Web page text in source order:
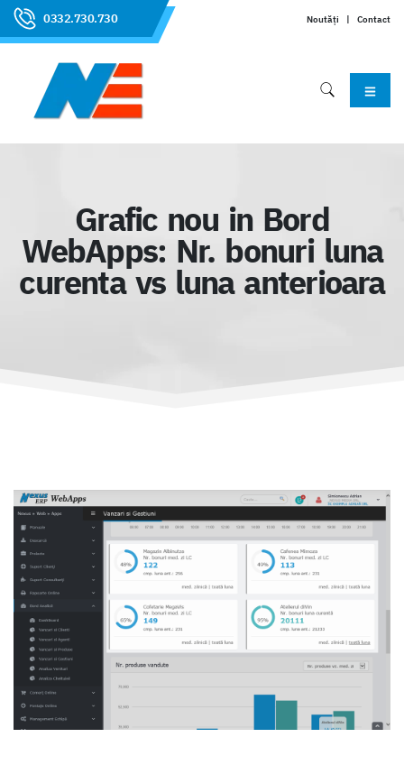
0332.730.730 Noutăți | Contact
Grafic nou in Bord
WebApps: Nr. bonuri luna
curenta vs luna anterioara